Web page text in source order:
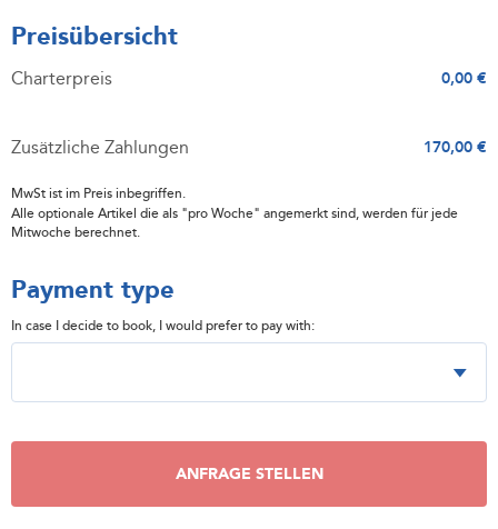
Preisübersicht
Charterpreis 0,00 €
Zusätzliche Zahlungen 170,00 €
MwSt ist im Preis inbegriffen.
Alle optionale Artikel die als "pro Woche" angemerkt sind, werden für jede
Mitwoche berechnet.
Payment type
In case I decide to book, I would prefer to pay with:
ANFRAGE STELLEN